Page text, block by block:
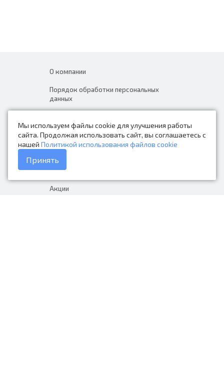
Мы используем файлы cookie для улучшения работы
сайта. Продолжая использовать сайт, вы соглашаетесь с
нашей Политикой использования файлов cookie
Принять
О компании
Порядок обработки персональных
данных
Контакты
Каталог товаров
Доставка и оплата
Акции